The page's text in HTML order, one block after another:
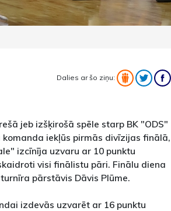
Dalies ar šo ziņu:
jeb izšķirošā spēle starp BK "ODS"
iekļūs pirmās divīzijas finālā,
izcīnīja uzvaru ar 10 punktu
visi finālistu pāri. Finālu diena
pārstāvis Dāvis Plūme.
izdevās uzvarēt ar 16 punktu